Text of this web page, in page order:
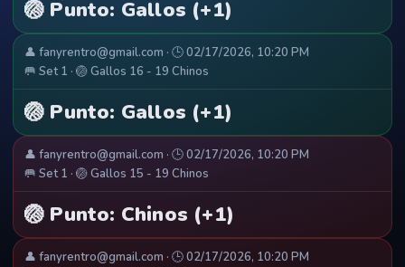
🏐 Punto: Gallos (+1)
👤 fanyrentro@gmail.com · 🕒 02/17/2026, 10:20 PM
🥅 Set 1 · 🏐 Gallos 16 - 19 Chinos
🏐 Punto: Gallos (+1)
👤 fanyrentro@gmail.com · 🕒 02/17/2026, 10:20 PM
🥅 Set 1 · 🏐 Gallos 15 - 19 Chinos
🏐 Punto: Chinos (+1)
👤 fanyrentro@gmail.com · 🕒 02/17/2026, 10:20 PM